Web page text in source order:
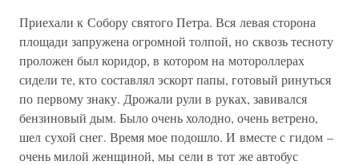
Приехали к Собору святого Петра. Вся левая сторона
площади запружена огромной толпой, но сквозь тесноту
проложен был коридор, в котором на мотороллерах
сидели те, кто составлял эскорт папы, готовый ринуться
по первому знаку. Дрожали рули в руках, завивался
бензиновый дым. Было очень холодно, очень ветрено,
шел сухой снег. Время мое подошло. И вместе с гидом –
очень милой женщиной, мы сели в тот же автобус